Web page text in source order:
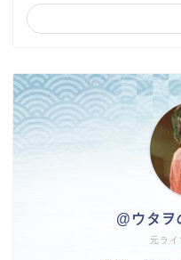
元ライ
@ウタヲ